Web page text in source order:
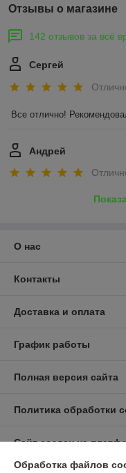
Отзывы о магазине
142 отзывов за всё
Сергей
Все отлично!
Андрей
О нас
Контакты
Доставка и оплата
График работы
Полная версия сайта
Политика обработки
Сайт создан на
Обработка файлов